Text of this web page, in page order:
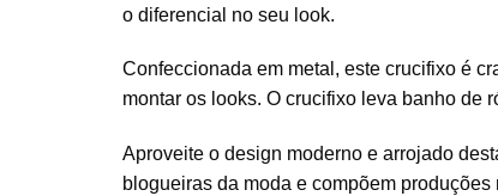
o diferencial no seu look.
Confeccionada em metal, este crucifixo é
montar os looks. O crucifixo leva banho de
Aproveite o design moderno e arrojado
blogueiras da moda e compõem produções